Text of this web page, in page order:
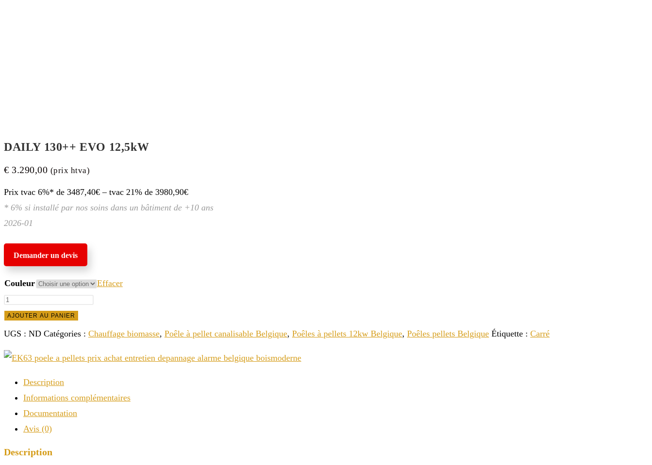
DAILY 130++ EVO 12,5kW
€ 3.290,00 (prix htva)
Prix tvac 6%* de 3487,40€ – tvac 21% de 3980,90€
* 6% si installé par nos soins dans un bâtiment de +10 ans
2026-01
Demander un devis
Couleur
Effacer
quantité
de
DAILY
EVO
AJOUTER AU PANIER
UGS : ND Catégories : Chauffage biomasse, Poêle à pellet canalisable Belgique, Poêles à pellets 12kw Belgique, Poêles pellets Belgique Étiquette : Carré
Description
Informations complémentaires
Documentation
Avis (0)
Description